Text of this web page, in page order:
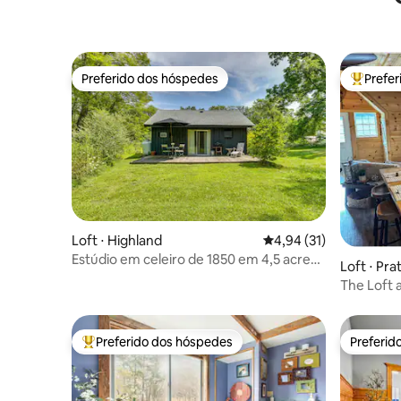
Preferido dos hóspedes
Preferido dos hóspedes
Loft ⋅ Highland 4,94 de uma
4,94 (31)
Estúdio em celeiro de 1850 em 4,5 acres
Entre
Loft ⋅
The Loft
Entre os melhores preferidos dos hóspedes
Preferido dos hóspedes